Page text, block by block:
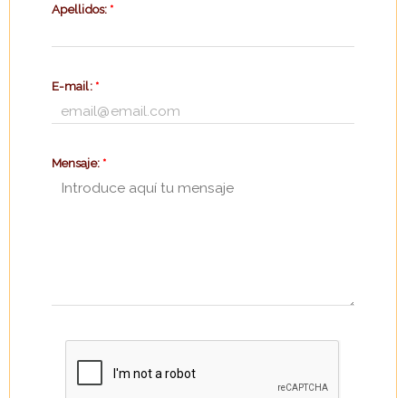
Apellidos: *
E-mail: *
Mensaje: *